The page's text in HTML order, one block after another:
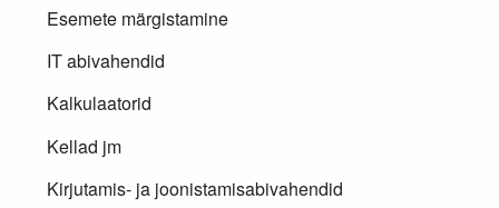
Esemete märgistamine
IT abivahendid
Kalkulaatorid
Kellad jm
Kirjutamis- ja joonistamisabivahendid